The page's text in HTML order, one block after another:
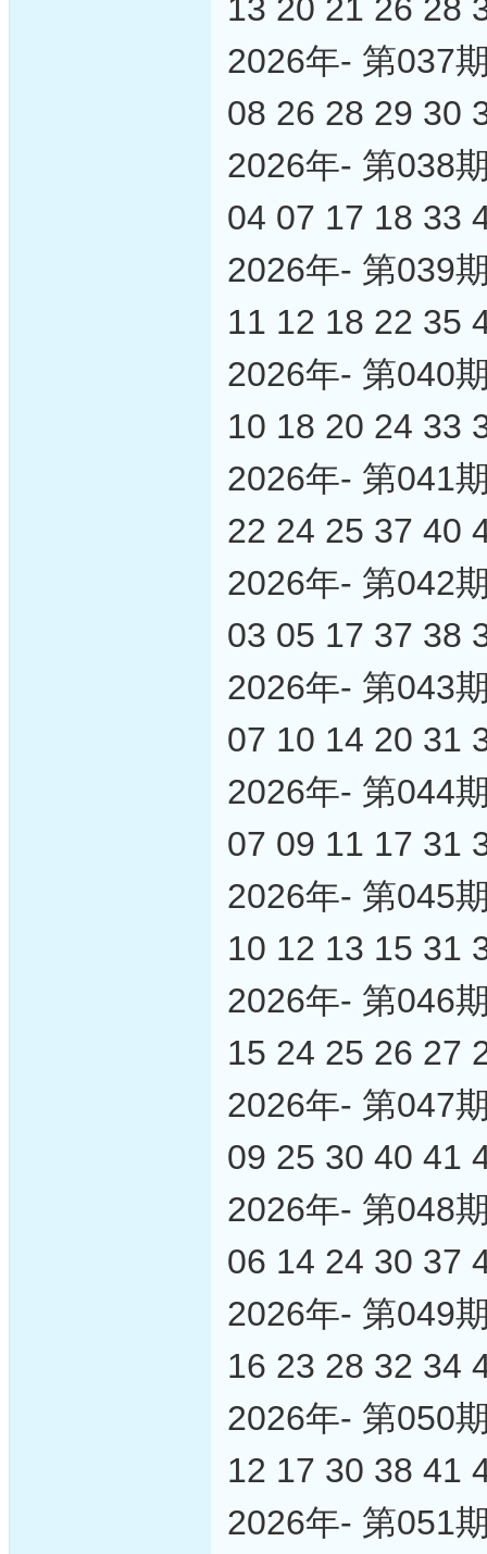
13 20 21 26 28
2026年- 第037
08 26 28 29 30
2026年- 第038
04 07 17 18 33
2026年- 第039
11 12 18 22 35
2026年- 第040
10 18 20 24 33
2026年- 第041
22 24 25 37 40
2026年- 第042
03 05 17 37 38
2026年- 第043
07 10 14 20 31
2026年- 第044
07 09 11 17 31
2026年- 第045
10 12 13 15 31
2026年- 第046
15 24 25 26 27
2026年- 第047
09 25 30 40 41
2026年- 第048
06 14 24 30 37
2026年- 第049
16 23 28 32 34
2026年- 第050
12 17 30 38 41
2026年- 第051